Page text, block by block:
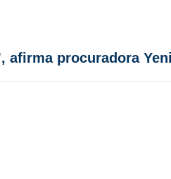
afirma procuradora